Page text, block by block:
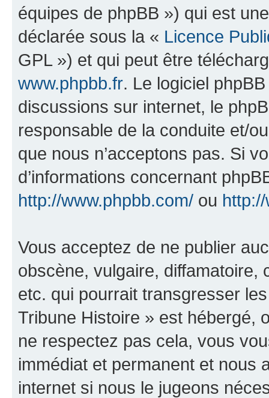
équipes de phpBB ») qui est
déclarée sous la « Licence
GPL ») et qui peut être
www.phpbb.fr. Le logiciel
discussions sur internet, le
responsable de la conduite et/
que nous n’acceptons pas. Si
d’informations concernant
http://www.phpbb.com/ ou
Vous acceptez de ne publier
obscène, vulgaire, diffamatoire,
etc. qui pourrait transgresser
Tribune Histoire » est hébergé,
ne respectez pas cela, vous
immédiat et permanent et nous
internet si nous le jugeons